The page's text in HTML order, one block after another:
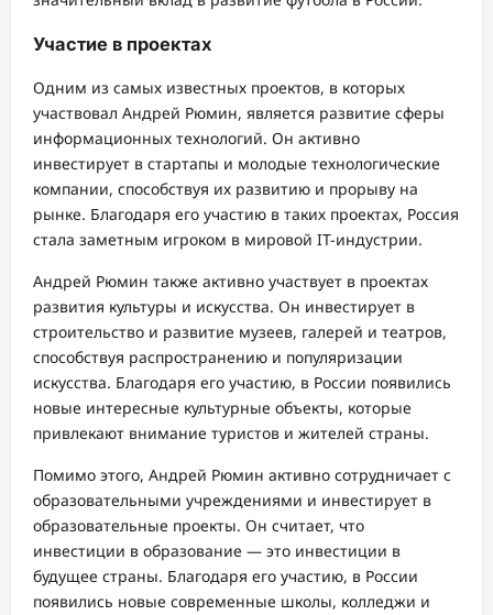
Участие в проектах
Одним из самых известных проектов, в которых
участвовал Андрей Рюмин, является развитие сферы
информационных технологий. Он активно
инвестирует в стартапы и молодые технологические
компании, способствуя их развитию и прорыву на
рынке. Благодаря его участию в таких проектах, Россия
стала заметным игроком в мировой IT-индустрии.
Андрей Рюмин также активно участвует в проектах
развития культуры и искусства. Он инвестирует в
строительство и развитие музеев, галерей и театров,
способствуя распространению и популяризации
искусства. Благодаря его участию, в России появились
новые интересные культурные объекты, которые
привлекают внимание туристов и жителей страны.
Помимо этого, Андрей Рюмин активно сотрудничает с
образовательными учреждениями и инвестирует в
образовательные проекты. Он считает, что
инвестиции в образование — это инвестиции в
будущее страны. Благодаря его участию, в России
появились новые современные школы, колледжи и